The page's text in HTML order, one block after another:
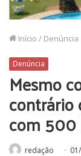
Início / Denúncia
Denúncia
Mesmo
contrário
com 500
redação